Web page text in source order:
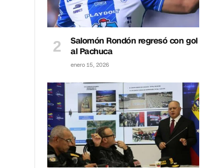
Salomón Rondón regresó con gol
al Pachuca
enero 15, 2026